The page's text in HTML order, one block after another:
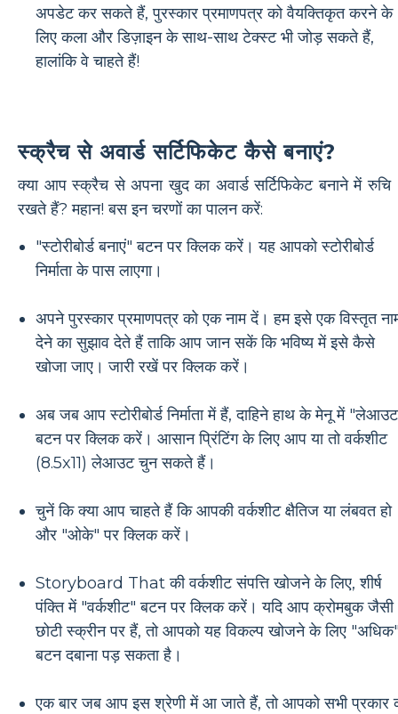
अपडेट कर सकते हैं, पुरस्कार प्रमाणपत्र को वैयक्तिकृत करने के
लिए कला और डिज़ाइन के साथ-साथ टेक्स्ट भी जोड़ सकते हैं,
हालांकि वे चाहते हैं!
स्क्रैच से अवार्ड सर्टिफिकेट कैसे बनाएं?
क्या आप स्क्रैच से अपना खुद का अवार्ड सर्टिफिकेट बनाने में रुचि
रखते हैं? महान! बस इन चरणों का पालन करें:
"स्टोरीबोर्ड बनाएं" बटन पर क्लिक करें। यह आपको स्टोरीबोर्ड
निर्माता के पास लाएगा।
अपने पुरस्कार प्रमाणपत्र को एक नाम दें। हम इसे एक विस्तृत
देने का सुझाव देते हैं ताकि आप जान सकें कि भविष्य में इसे कैसे
खोजा जाए। जारी रखें पर क्लिक करें।
अब जब आप स्टोरीबोर्ड निर्माता में हैं, दाहिने हाथ के मेनू में
बटन पर क्लिक करें। आसान प्रिंटिंग के लिए आप या तो वर्कशीट
(8.5x11) लेआउट चुन सकते हैं।
चुनें कि क्या आप चाहते हैं कि आपकी वर्कशीट क्षैतिज या लंबवत हो
और "ओके" पर क्लिक करें।
Storyboard That की वर्कशीट संपत्ति खोजने के लिए, शीर्ष
पंक्ति में "वर्कशीट" बटन पर क्लिक करें। यदि आप क्रोमबुक जैसी
छोटी स्क्रीन पर हैं, तो आपको यह विकल्प खोजने के लिए
बटन दबाना पड़ सकता है।
एक बार जब आप इस श्रेणी में आ जाते हैं, तो आपको सभी प्रकार